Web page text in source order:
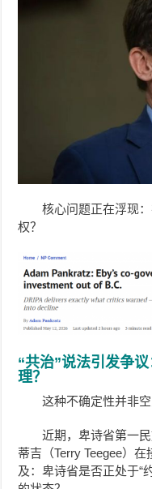
核心问题正在浮现
权？
“共治”说法引发争
理？
这种不确定性并非空
近期，卑诗省第一
蒂吉（Terry Teegee）
及：卑诗省是否正处于“